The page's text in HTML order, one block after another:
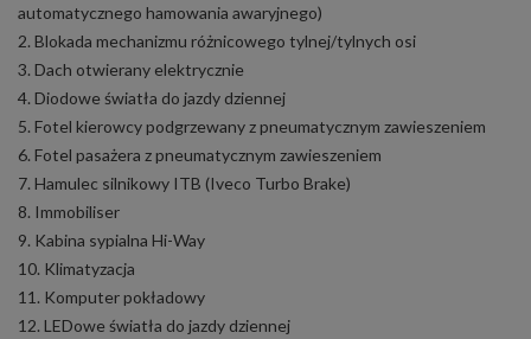
automatycznego hamowania awaryjnego)
2. Blokada mechanizmu różnicowego tylnej/tylnych osi
3. Dach otwierany elektrycznie
4. Diodowe światła do jazdy dziennej
5. Fotel kierowcy podgrzewany z pneumatycznym zawieszeniem
6. Fotel pasażera z pneumatycznym zawieszeniem
7. Hamulec silnikowy ITB (Iveco Turbo Brake)
8. Immobiliser
9. Kabina sypialna Hi-Way
10. Klimatyzacja
11. Komputer pokładowy
12. LEDowe światła do jazdy dziennej